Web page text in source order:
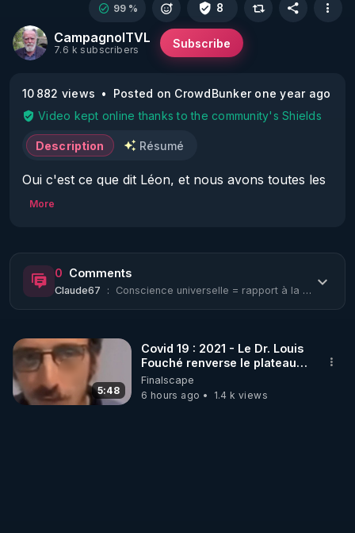
CampagnolTVL
7.6 k subscribers Subscribe
99 % 8
10 882 views
Posted on CrowdBunker one year ago
Video kept online thanks to the community's Shields
Description Résumé
Oui c'est ce que dit Léon, et nous avons toutes les
raisons de le croire.
More
0 Comments
Claude67 : Conscience universelle = rapport à la physique quantique
5:48
Covid 19 : 2021 - Le Dr. Louis
Fouché renverse le plateau
de CNews !
Finalscape
6 hours ago
1.4 k views